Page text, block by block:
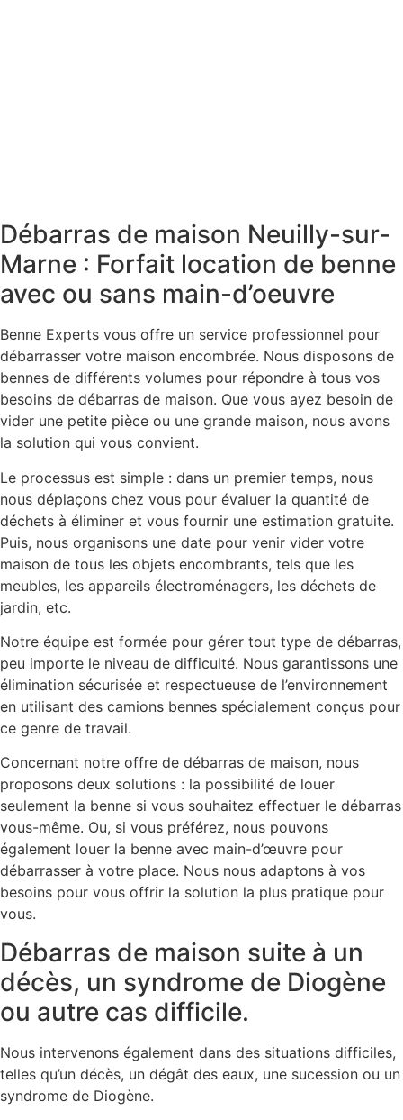
Débarras de maison Neuilly-sur-
Marne : Forfait location de benne
avec ou sans main-d’oeuvre
Benne Experts vous offre un service professionnel pour
débarrasser votre maison encombrée. Nous disposons de
bennes de différents volumes pour répondre à tous vos
besoins de débarras de maison. Que vous ayez besoin de
vider une petite pièce ou une grande maison, nous avons
la solution qui vous convient.
Le processus est simple : dans un premier temps, nous
nous déplaçons chez vous pour évaluer la quantité de
déchets à éliminer et vous fournir une estimation gratuite.
Puis, nous organisons une date pour venir vider votre
maison de tous les objets encombrants, tels que les
meubles, les appareils électroménagers, les déchets de
jardin, etc.
Notre équipe est formée pour gérer tout type de débarras,
peu importe le niveau de difficulté. Nous garantissons une
élimination sécurisée et respectueuse de l’environnement
en utilisant des camions bennes spécialement conçus pour
ce genre de travail.
Concernant notre offre de débarras de maison, nous
proposons deux solutions : la possibilité de louer
seulement la benne si vous souhaitez effectuer le débarras
vous-même. Ou, si vous préférez, nous pouvons
également louer la benne avec main-d’œuvre pour
débarrasser à votre place. Nous nous adaptons à vos
besoins pour vous offrir la solution la plus pratique pour
vous.
Débarras de maison suite à un
décès, un syndrome de Diogène
ou autre cas difficile.
Nous intervenons également dans des situations difficiles,
telles qu’un décès, un dégât des eaux, une sucession ou un
syndrome de Diogène.